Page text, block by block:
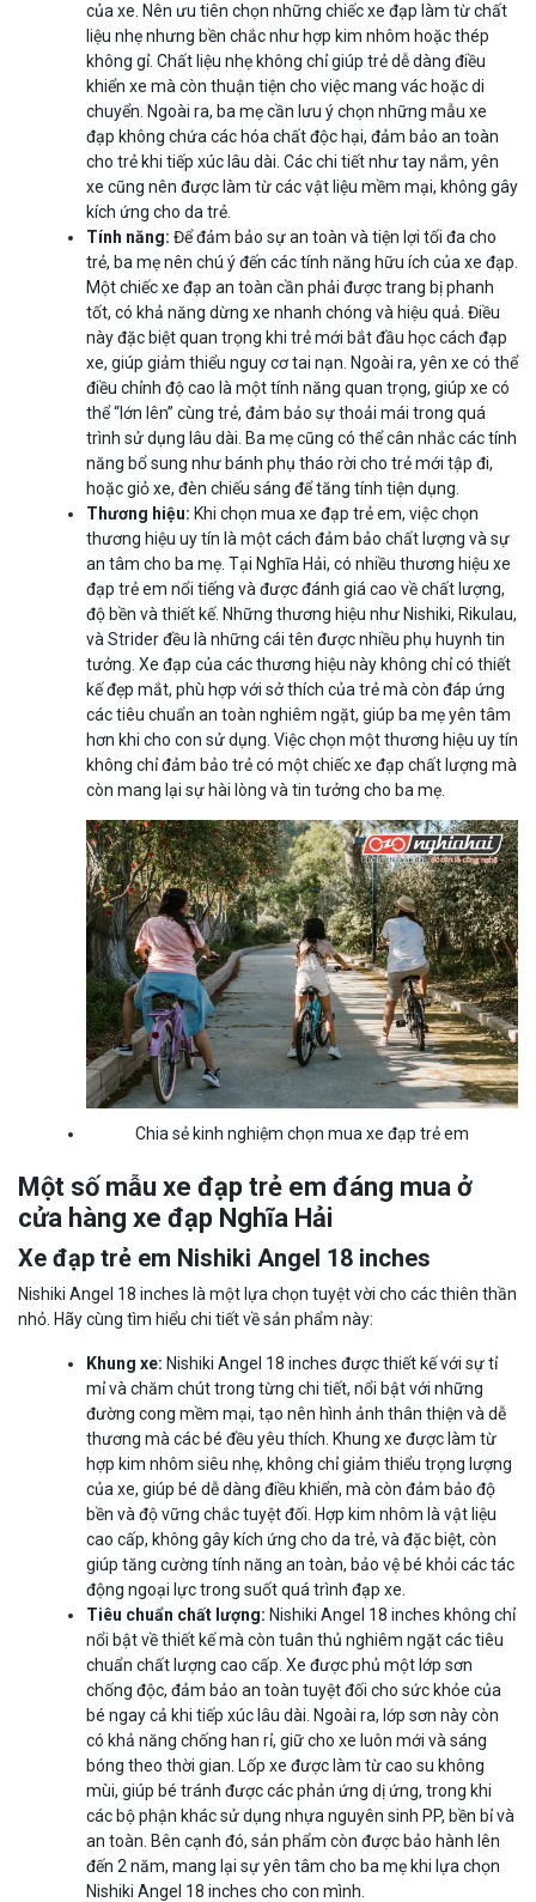
của xe. Nên ưu tiên chọn những chiếc xe đạp làm từ chất
liệu nhẹ nhưng bền chắc như hợp kim nhôm hoặc thép
không gỉ. Chất liệu nhẹ không chỉ giúp trẻ dễ dàng điều
khiển xe mà còn thuận tiện cho việc mang vác hoặc di
chuyển. Ngoài ra, ba mẹ cần lưu ý chọn những mẫu xe
đạp không chứa các hóa chất độc hại, đảm bảo an toàn
cho trẻ khi tiếp xúc lâu dài. Các chi tiết như tay nắm, yên
xe cũng nên được làm từ các vật liệu mềm mại, không gây
kích ứng cho da trẻ.
Tính năng: Để đảm bảo sự an toàn và tiện lợi tối đa cho
trẻ, ba mẹ nên chú ý đến các tính năng hữu ích của xe đạp.
Một chiếc xe đạp an toàn cần phải được trang bị phanh
tốt, có khả năng dừng xe nhanh chóng và hiệu quả. Điều
này đặc biệt quan trọng khi trẻ mới bắt đầu học cách đạp
xe, giúp giảm thiểu nguy cơ tai nạn. Ngoài ra, yên xe có thể
điều chỉnh độ cao là một tính năng quan trọng, giúp xe có
thể “lớn lên” cùng trẻ, đảm bảo sự thoải mái trong quá
trình sử dụng lâu dài. Ba mẹ cũng có thể cân nhắc các tính
năng bổ sung như bánh phụ tháo rời cho trẻ mới tập đi,
hoặc giỏ xe, đèn chiếu sáng để tăng tính tiện dụng.
Thương hiệu: Khi chọn mua xe đạp trẻ em, việc chọn
thương hiệu uy tín là một cách đảm bảo chất lượng và sự
an tâm cho ba mẹ. Tại Nghĩa Hải, có nhiều thương hiệu xe
đạp trẻ em nổi tiếng và được đánh giá cao về chất lượng,
độ bền và thiết kế. Những thương hiệu như Nishiki, Rikulau,
và Strider đều là những cái tên được nhiều phụ huynh tin
tưởng. Xe đạp của các thương hiệu này không chỉ có thiết
kế đẹp mắt, phù hợp với sở thích của trẻ mà còn đáp ứng
các tiêu chuẩn an toàn nghiêm ngặt, giúp ba mẹ yên tâm
hơn khi cho con sử dụng. Việc chọn một thương hiệu uy tín
không chỉ đảm bảo trẻ có một chiếc xe đạp chất lượng mà
còn mang lại sự hài lòng và tin tưởng cho ba mẹ.
Chia sẻ kinh nghiệm chọn mua xe đạp trẻ em
Một số mẫu xe đạp trẻ em đáng mua ở
cửa hàng xe đạp Nghĩa Hải
Xe đạp trẻ em Nishiki Angel 18 inches
Nishiki Angel 18 inches là một lựa chọn tuyệt vời cho các thiên thần
nhỏ. Hãy cùng tìm hiểu chi tiết về sản phẩm này:
Khung xe: Nishiki Angel 18 inches được thiết kế với sự tỉ
mỉ và chăm chút trong từng chi tiết, nổi bật với những
đường cong mềm mại, tạo nên hình ảnh thân thiện và dễ
thương mà các bé đều yêu thích. Khung xe được làm từ
hợp kim nhôm siêu nhẹ, không chỉ giảm thiểu trọng lượng
của xe, giúp bé dễ dàng điều khiển, mà còn đảm bảo độ
bền và độ vững chắc tuyệt đối. Hợp kim nhôm là vật liệu
cao cấp, không gây kích ứng cho da trẻ, và đặc biệt, còn
giúp tăng cường tính năng an toàn, bảo vệ bé khỏi các tác
động ngoại lực trong suốt quá trình đạp xe.
Tiêu chuẩn chất lượng: Nishiki Angel 18 inches không chỉ
nổi bật về thiết kế mà còn tuân thủ nghiêm ngặt các tiêu
chuẩn chất lượng cao cấp. Xe được phủ một lớp sơn
chống độc, đảm bảo an toàn tuyệt đối cho sức khỏe của
bé ngay cả khi tiếp xúc lâu dài. Ngoài ra, lớp sơn này còn
có khả năng chống han rỉ, giữ cho xe luôn mới và sáng
bóng theo thời gian. Lốp xe được làm từ cao su không
mùi, giúp bé tránh được các phản ứng dị ứng, trong khi
các bộ phận khác sử dụng nhựa nguyên sinh PP, bền bỉ và
an toàn. Bên cạnh đó, sản phẩm còn được bảo hành lên
đến 2 năm, mang lại sự yên tâm cho ba mẹ khi lựa chọn
Nishiki Angel 18 inches cho con mình.